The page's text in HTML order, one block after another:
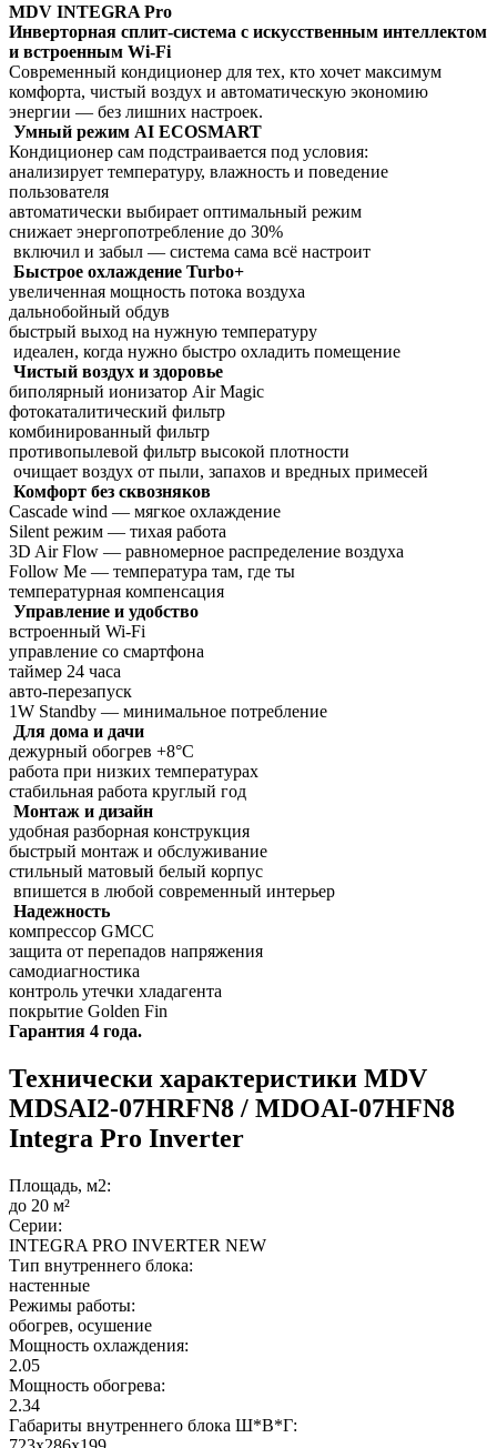
MDV INTEGRA Pro
Инверторная сплит-система с искусственным интеллектом
и встроенным Wi-Fi
Современный кондиционер для тех, кто хочет максимум
комфорта, чистый воздух и автоматическую экономию
энергии — без лишних настроек.
Умный режим AI ECOSMART
Кондиционер сам подстраивается под условия:
анализирует температуру, влажность и поведение
пользователя
автоматически выбирает оптимальный режим
снижает энергопотребление до 30%
включил и забыл — система сама всё настроит
Быстрое охлаждение Turbo+
увеличенная мощность потока воздуха
дальнобойный обдув
быстрый выход на нужную температуру
идеален, когда нужно быстро охладить помещение
Чистый воздух и здоровье
биполярный ионизатор Air Magic
фотокаталитический фильтр
комбинированный фильтр
противопылевой фильтр высокой плотности
очищает воздух от пыли, запахов и вредных примесей
Комфорт без сквозняков
Cascade wind — мягкое охлаждение
Silent режим — тихая работа
3D Air Flow — равномерное распределение воздуха
Follow Me — температура там, где ты
температурная компенсация
Управление и удобство
встроенный Wi-Fi
управление со смартфона
таймер 24 часа
авто-перезапуск
1W Standby — минимальное потребление
Для дома и дачи
дежурный обогрев +8°C
работа при низких температурах
стабильная работа круглый год
Монтаж и дизайн
удобная разборная конструкция
быстрый монтаж и обслуживание
стильный матовый белый корпус
впишется в любой современный интерьер
Надежность
компрессор GMCC
защита от перепадов напряжения
самодиагностика
контроль утечки хладагента
покрытие Golden Fin
Гарантия 4 года.
Технически характеристики MDV
MDSAI2-07HRFN8 / MDOAI-07HFN8
Integra Pro Inverter
Площадь, м2:
до 20 м²
Серии:
INTEGRA PRO INVERTER NEW
Тип внутреннего блока:
настенные
Режимы работы:
обогрев, осушение
Мощность охлаждения:
2.05
Мощность обогрева:
2.34
Габариты внутреннего блока Ш*В*Г: